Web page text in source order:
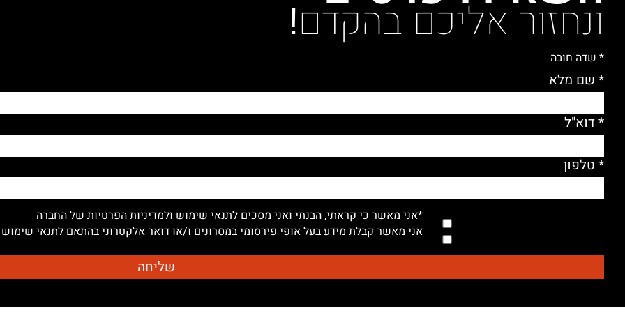
ונחזור אליכם בהקדם!
* שדה חובה
* שם מלא
* דוא"ל
* טלפון
*אני מאשר כי קראתי, הבנתי ואני מסכים לתנאי שימושולמדיניות הפרטיות של החברה
אני מאשר קבלת מידע בעל אופי פירסומי במסרונים ו/או דואר אלקטרוני בהתאם לתנאי שימוש